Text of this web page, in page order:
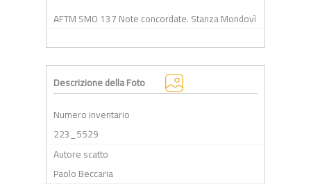
AFTM SMO 137 Note concordate. Stanza Mondovì
Descrizione della Foto
Numero inventario
223_5529
Autore scatto
Paolo Beccaria